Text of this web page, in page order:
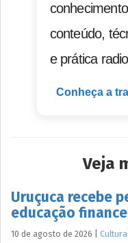
conteúdo,
e prática
Conheça a
Veja
Uruçuca recebe
educação
10 de agosto de 2026 Cultura